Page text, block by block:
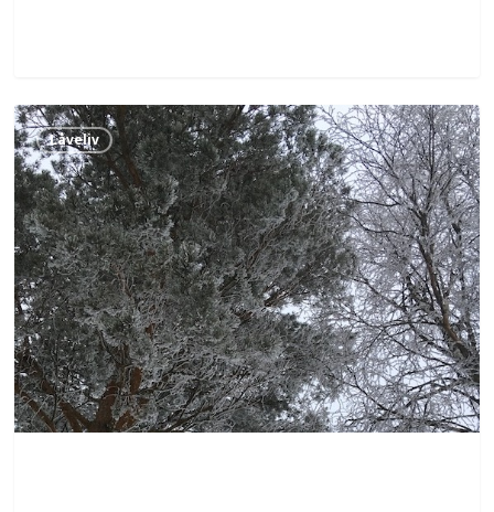
Vintertid
Låveliv